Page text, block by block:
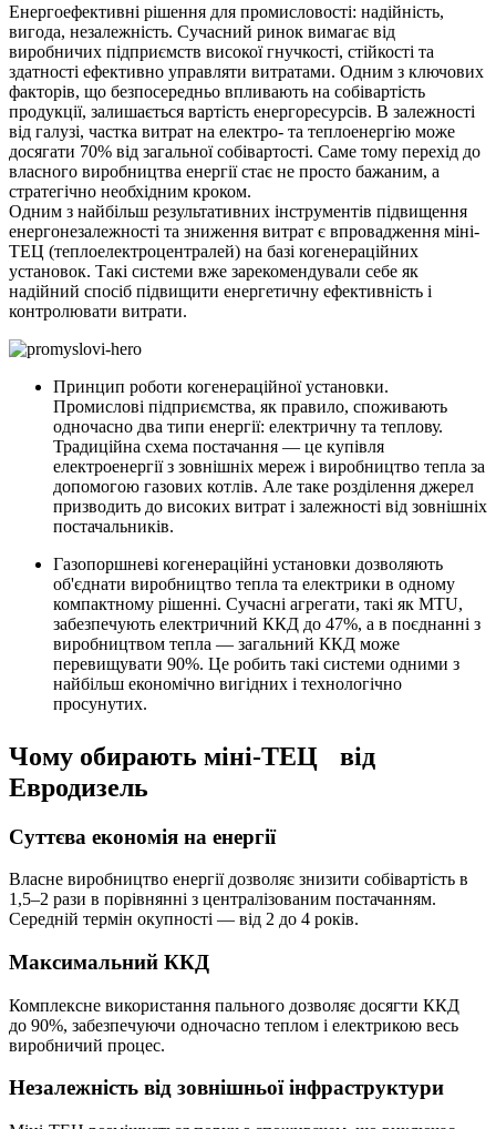
Енергоефективні рішення для промисловості: надійність,
вигода, незалежність. Сучасний ринок вимагає від
виробничих підприємств високої гнучкості, стійкості та
здатності ефективно управляти витратами. Одним з ключових
факторів, що безпосередньо впливають на собівартість
продукції, залишається вартість енергоресурсів. В залежності
від галузі, частка витрат на електро- та теплоенергію може
досягати 70% від загальної собівартості. Саме тому перехід до
власного виробництва енергії стає не просто бажаним, а
стратегічно необхідним кроком.
Одним з найбільш результативних інструментів підвищення
енергонезалежності та зниження витрат є впровадження міні-
ТЕЦ (теплоелектроцентралей) на базі когенераційних
установок. Такі системи вже зарекомендували себе як
надійний спосіб підвищити енергетичну ефективність і
контролювати витрати.
Принцип роботи когенераційної установки.
Промислові підприємства, як правило, споживають
одночасно два типи енергії: електричну та теплову.
Традиційна схема постачання — це купівля
електроенергії з зовнішніх мереж і виробництво тепла за
допомогою газових котлів. Але таке розділення джерел
призводить до високих витрат і залежності від зовнішніх
постачальників.
Газопоршневі когенераційні установки дозволяють
об'єднати виробництво тепла та електрики в одному
компактному рішенні. Сучасні агрегати, такі як MTU,
забезпечують електричний ККД до 47%, а в поєднанні з
виробництвом тепла — загальний ККД може
перевищувати 90%. Це робить такі системи одними з
найбільш економічно вигідних і технологічно
просунутих.
Чому обирають міні-ТЕЦ від
Евродизель
Суттєва економія на енергії
Власне виробництво енергії дозволяє знизити собівартість в
1,5–2 рази в порівнянні з централізованим постачанням.
Середній термін окупності — від 2 до 4 років.
Максимальний ККД
Комплексне використання пального дозволяє досягти ККД
до 90%, забезпечуючи одночасно теплом і електрикою весь
виробничий процес.
Незалежність від зовнішньої інфраструктури